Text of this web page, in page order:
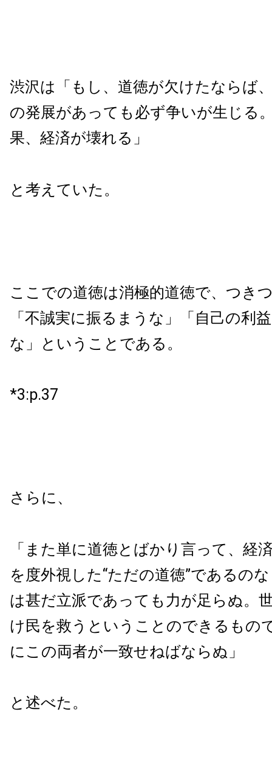
渋沢は「もし、道徳が欠けたならば
の発展があっても必ず争いが生じる
果、経済が壊れる」
と考えていた。
ここでの道徳は消極的道徳で、つき
「不誠実に振るまうな」「自己の利
な」ということである。
*3:p.37
さらに、
「また単に道徳とばかり言って、経
を度外視した“ただの道徳”であるの
は甚だ立派であっても力が足らぬ。
け民を救うということのできるもの
にこの両者が一致せねばならぬ」
と述べた。